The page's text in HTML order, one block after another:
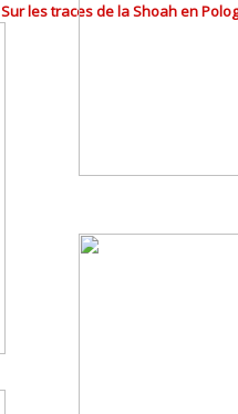
Sur les traces de la Shoah en